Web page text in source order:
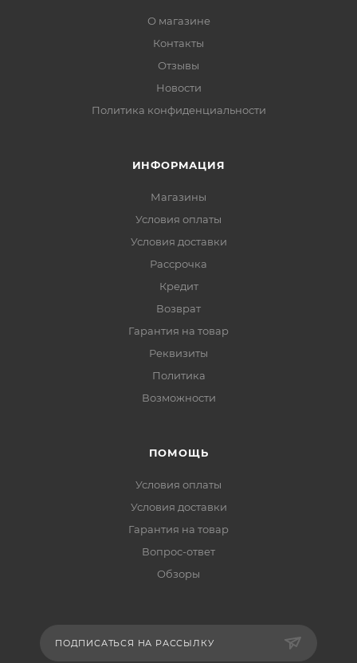
О магазине
Контакты
Отзывы
Новости
Политика конфиденциальности
ИНФОРМАЦИЯ
Магазины
Условия оплаты
Условия доставки
Рассрочка
Кредит
Возврат
Гарантия на товар
Реквизиты
Политика
Возможности
ПОМОЩЬ
Условия оплаты
Условия доставки
Гарантия на товар
Вопрос-ответ
Обзоры
ПОДПИСАТЬСЯ НА РАССЫЛКУ